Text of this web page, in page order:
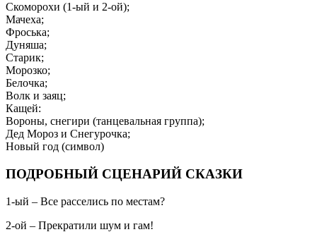
Скоморохи (1-ый и 2-ой);
Мачеха;
Фроська;
Дуняша;
Старик;
Морозко;
Белочка;
Волк и заяц;
Кащей:
Вороны, снегири (танцевальная группа);
Дед Мороз и Снегурочка;
Новый год (символ)
ПОДРОБНЫЙ СЦЕНАРИЙ СКАЗКИ
1-ый – Все расселись по местам?
2-ой – Прекратили шум и гам!